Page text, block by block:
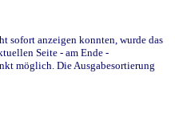
sofort anzeigen konnten, wurde das
Seite - am Ende -
möglich. Die Ausgabesortierung